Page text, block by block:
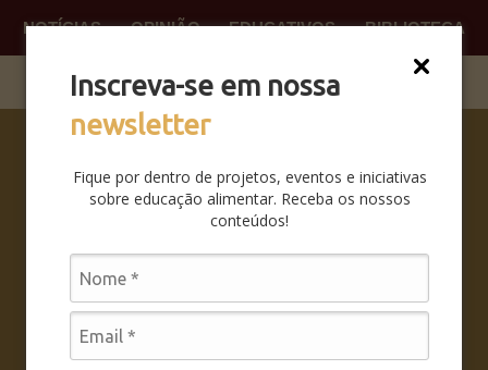
Inscreva-se em nossa
newsletter
Fique por dentro de projetos, eventos e iniciativas
sobre educação alimentar. Receba os nossos
conteúdos!
NOTÍCIAS OPINIÃO EDUCATIVOS BIBLIOTECA
SABERES
DA BOCA
PRA BOCA:
COMO FOI
SEMINÁRIO
LEIA MAIS